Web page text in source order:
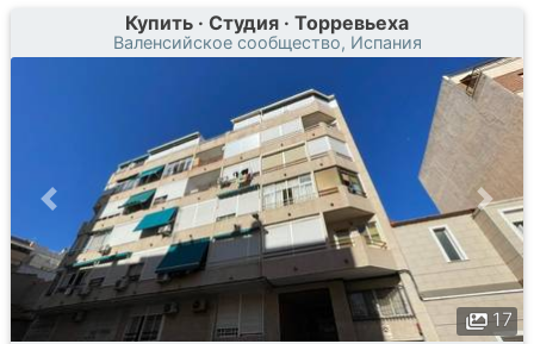
Купить · Студия · Торревьеха
Валенсийское сообщество, Испания
17